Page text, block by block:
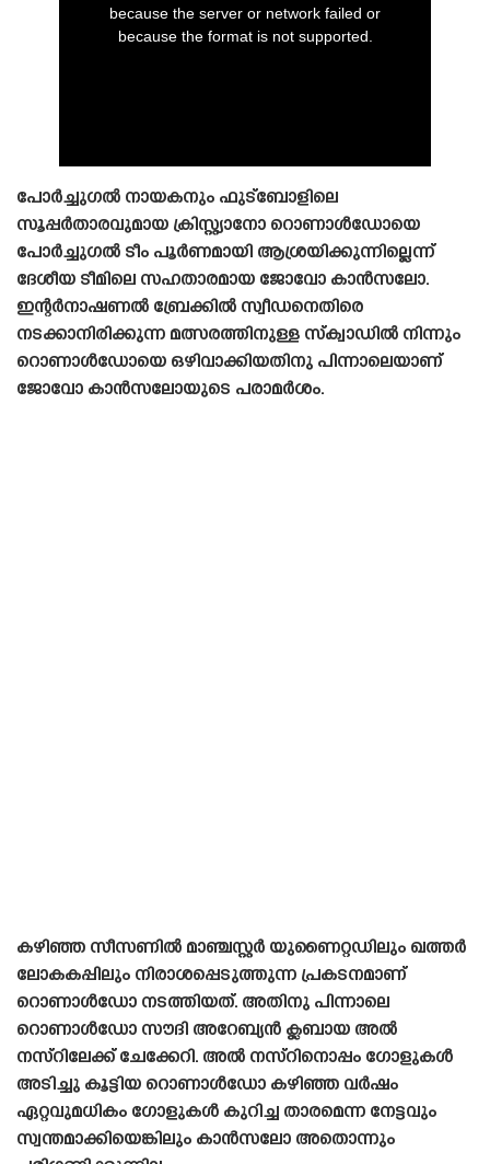
because the server or network failed or
because the format is not supported.
പോർച്ചുഗൽ നായകനും ഫുട്ബോളിലെ
സൂപ്പർതാരവുമായ ക്രിസ്റ്റ്യാനോ റൊണാൾഡോയെ
പോർച്ചുഗൽ ടീം പൂർണമായി ആശ്രയിക്കുന്നില്ലെന്ന്
ദേശീയ ടീമിലെ സഹതാരമായ ജോവോ കാൻസലോ.
ഇന്റർനാഷണൽ ബ്രേക്കിൽ സ്വീഡനെതിരെ
നടക്കാനിരിക്കുന്ന മത്സരത്തിനുള്ള സ്‌ക്വാഡിൽ നിന്നും
റൊണാൾഡോയെ ഒഴിവാക്കിയതിനു പിന്നാലെയാണ്
ജോവോ കാൻസലോയുടെ പരാമർശം.
കഴിഞ്ഞ സീസണിൽ മാഞ്ചസ്റ്റർ യുണൈറ്റഡിലും ഖത്തർ
ലോകകപ്പിലും നിരാശപ്പെടുത്തുന്ന പ്രകടനമാണ്
റൊണാൾഡോ നടത്തിയത്. അതിനു പിന്നാലെ
റൊണാൾഡോ സൗദി അറേബ്യൻ ക്ലബായ അൽ
നസ്റിലേക്ക് ചേക്കേറി. അൽ നസ്‌റിനൊപ്പം ഗോളുകൾ
അടിച്ചു കൂട്ടിയ റൊണാൾഡോ കഴിഞ്ഞ വർഷം
ഏറ്റവുമധികം ഗോളുകൾ കുറിച്ച താരമെന്ന നേട്ടവും
സ്വന്തമാക്കിയെങ്കിലും കാൻസലോ അതൊന്നും